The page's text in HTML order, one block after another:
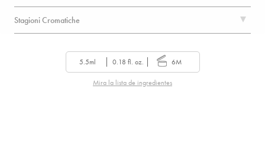
Stagioni Cromatiche
5.5ml 0.18 fl. oz. 6M
Mira la lista de ingredientes